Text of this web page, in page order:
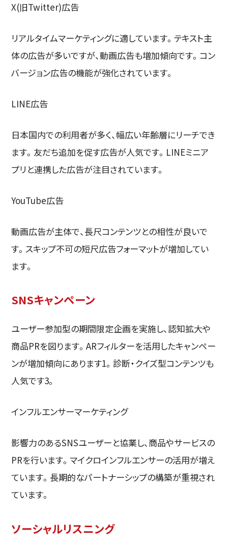
X(旧Twitter)広告
リアルタイムマーケティングに適しています。テキスト主
体の広告が多いですが、動画広告も増加傾向です。コン
バージョン広告の機能が強化されています。
LINE広告
日本国内での利用者が多く、幅広い年齢層にリーチでき
ます。友だち追加を促す広告が人気です。LINEミニア
プリと連携した広告が注目されています。
YouTube広告
動画広告が主体で、長尺コンテンツとの相性が良いで
す。スキップ不可の短尺広告フォーマットが増加してい
ます。
SNSキャンペーン
ユーザー参加型の期間限定企画を実施し、認知拡大や
商品PRを図ります。ARフィルターを活用したキャンペー
ンが増加傾向にあります1。診断・クイズ型コンテンツも
人気です3。
インフルエンサーマーケティング
影響力のあるSNSユーザーと協業し、商品やサービスの
PRを行います。マイクロインフルエンサーの活用が増え
ています。長期的なパートナーシップの構築が重視され
ています。
ソーシャルリスニング